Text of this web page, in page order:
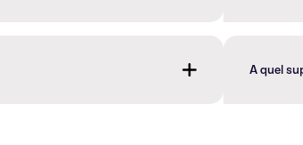
A quel